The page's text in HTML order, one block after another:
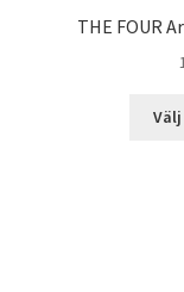
THE FOUR